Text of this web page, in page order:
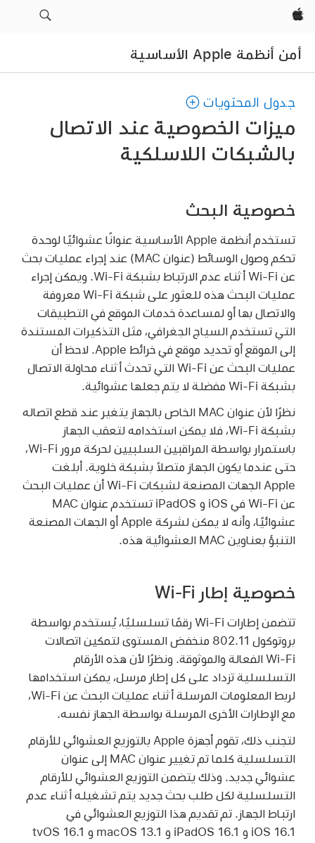
Apple‏
أمن أنظمة Apple الأساسية
جدول المحتويات
ميزات الخصوصية عند الاتصال
بالشبكات اللاسلكية
خصوصية البحث
تستخدم أنظمة Apple الأساسية عنوانًا عشوائيًا لوحدة
تحكم وصول الوسائط (عنوان MAC) عند إجراء عمليات بحث
عن Wi-Fi أثناء عدم الارتباط بشبكة Wi-Fi . ويمكن إجراء
عمليات البحث هذه للعثور على شبكة Wi-Fi معروفة
والاتصال بها أو لمساعدة خدمات الموقع في التطبيقات
التي تستخدم السياج الجغرافي، مثل التذكيرات المستندة
إلى الموقع أو تحديد موقع في خرائط Apple. لاحظ أن
عمليات البحث عن Wi-Fi التي تحدث أثناء محاولة الاتصال
بشبكة Wi-Fi مفضلة لا يتم جعلها عشوائية.
نظرًا لأن عنوان MAC الخاص بالجهاز يتغير عند قطع اتصاله
بشبكة Wi-Fi، فلا يمكن استخدامه لتعقب الجهاز
باستمرار بواسطة المراقبين السلبيين لحركة مرور Wi-Fi،
حتى عندما يكون الجهاز متصلاً بشبكة خلوية. أبلغت
Apple الجهات المصنعة لشبكات
Wi-Fi أن عمليات البحث
عن Wi-Fi
في iOS و iPadOS تستخدم عنوان MAC
عشوائيًا، وأنه لا يمكن لشركة Apple أو الجهات المصنعة
التنبؤ بعناوين MAC العشوائية هذه.
خصوصية إطار Wi-Fi
تتضمن إطارات Wi-Fi رقمًا تسلسليًا، يُستخدم بواسطة
بروتوكول 802.11 منخفض المستوى لتمكين اتصالات
Wi-Fi الفعالة والموثوقة. ونظرًا لأن هذه الأرقام
التسلسلية تزداد على كل إطار مرسل، يمكن استخدامها
لربط المعلومات المرسلة أثناء عمليات البحث عن Wi-Fi،
مع الإطارات الأخرى المرسلة بواسطة الجهاز نفسه.
لتجنب ذلك، تقوم أجهزة Apple بالتوزيع العشوائي للأرقام
التسلسلية كلما تم تغيير عنوان MAC إلى عنوان
عشوائي جديد. وذلك يتضمن التوزيع العشوائي للأرقام
التسلسلية لكل طلب بحث جديد يتم تشغيله أثناء عدم
ارتباط الجهاز. تم تقديم هذا التوزيع العشوائي في
iOS 16.1 و iPadOS 16.1 و macOS 13.1 و tvOS 16.1